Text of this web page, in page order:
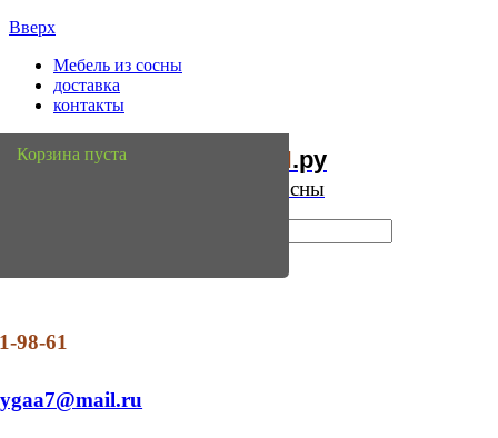
Вверх
Мебель из сосны
доставка
контакты
Мебель Сосны.ру
Интернет магазин мебели из сосны
98-61
Корзина пуста